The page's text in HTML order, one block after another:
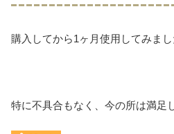
購入してから1ヶ月使用してみまし
特に不具合もなく、今の所は満足